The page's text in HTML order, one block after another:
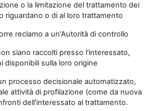
o la limitazione del trattamento dei
riguardano o di al loro trattamento
reclamo a un'Autorità di controllo
siano raccolti presso l'interessato,
disponibili sulla loro origine
processo decisionale automatizzato,
attività di profilazione (come da nuova
dell'interessato al trattamento.